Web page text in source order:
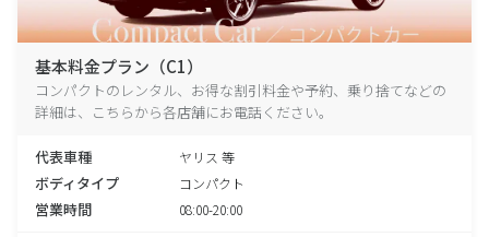
基本料金プラン（C1）
コンパクトのレンタル、お得な割引料金や予約、乗り捨てなどの
詳細は、こちらから各店舗にお電話ください。
代表車種 ヤリス 等
ボディタイプ コンパクト
営業時間 08:00-20:00